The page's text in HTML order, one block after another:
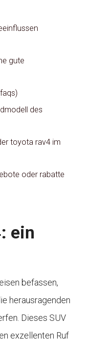
gute
des
toyota rav4 im
oder rabatte
ein
befassen,
herausragenden
Dieses SUV
exzellenten Ruf